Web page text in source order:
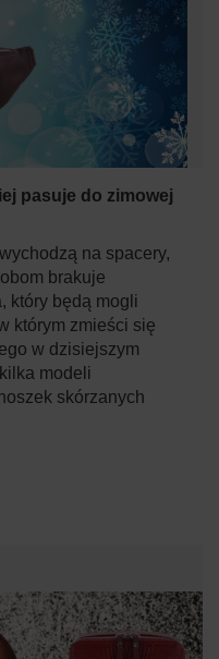
pasuje do zimowej
na spacery,
brakuje
który będą mogli
którym zmieści się
w dzisiejszym
modeli
skórzanych